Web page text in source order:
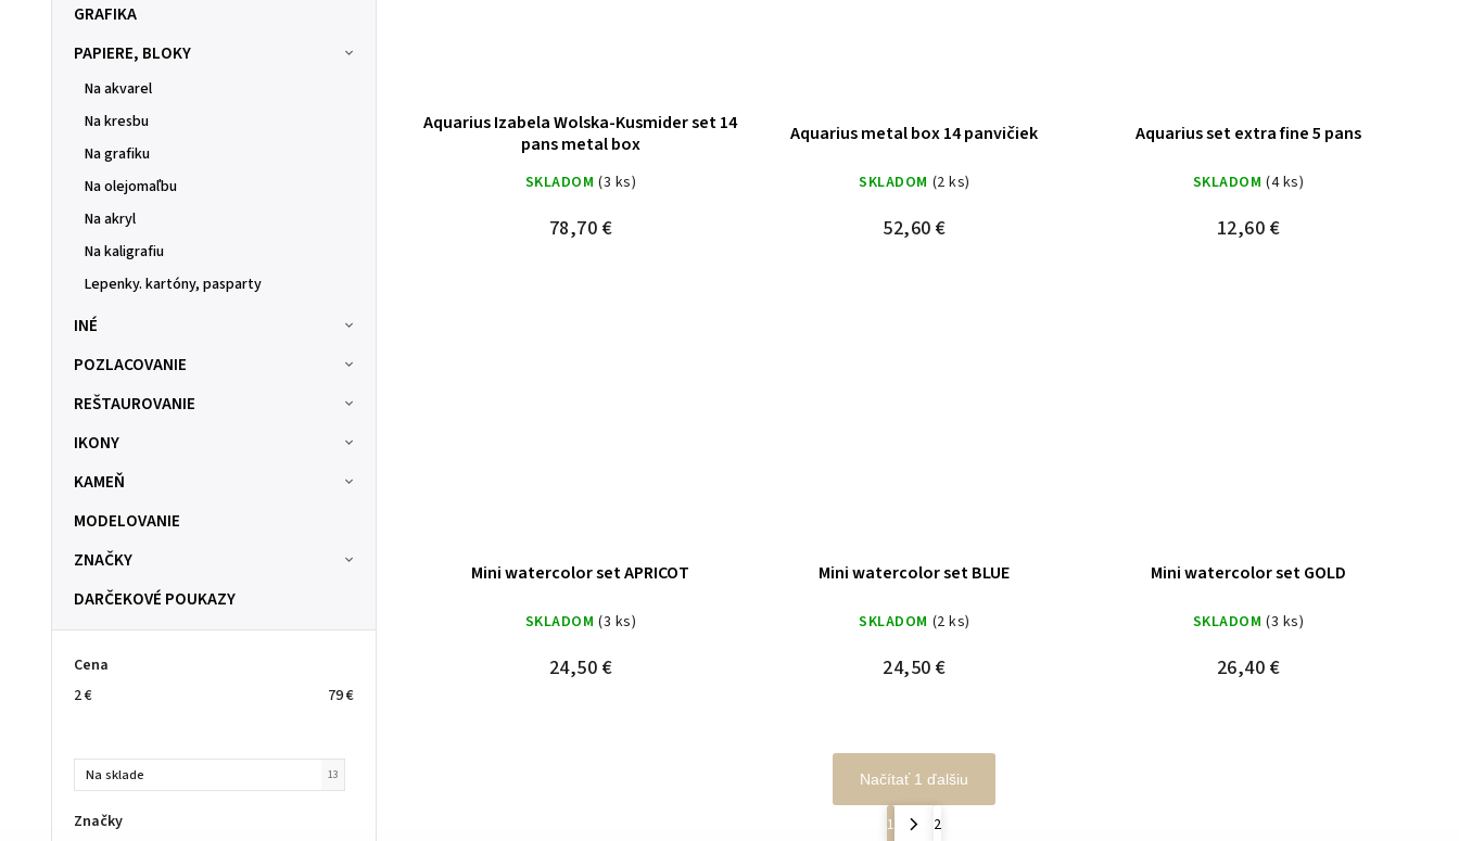
GRAFIKA
PAPIERE, BLOKY
Na akvarel
Na kresbu
Na grafiku
Na olejomaľbu
Na akryl
Na kaligrafiu
Lepenky. kartóny, pasparty
INÉ
POZLACOVANIE
REŠTAUROVANIE
IKONY
KAMEŇ
MODELOVANIE
ZNAČKY
DARČEKOVÉ POUKAZY
Cena
2€ 79€
Na sklade 13
Značky
Aquarius Izabela Wolska-Kusmider set 14
pans metal box
SKLADOM (3 ks)
78,70 €
Aquarius metal box 14 panvičiek
SKLADOM (2 ks)
52,60 €
Aquarius set extra fine 5 pans
SKLADOM (4 ks)
12,60 €
Mini watercolor set APRICOT
SKLADOM (3 ks)
24,50 €
Mini watercolor set BLUE
SKLADOM (2 ks)
24,50 €
Mini watercolor set GOLD
SKLADOM (3 ks)
26,40 €
Načítať 1 ďalšiu
1
2